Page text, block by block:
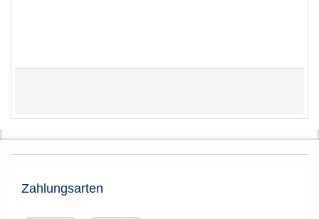
Zahlungsarten